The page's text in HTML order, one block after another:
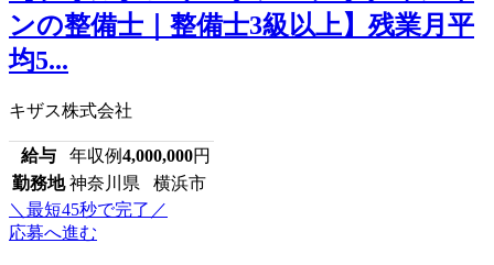
ンの整備士｜整備士3級以上】残業月平
均5...
キザス株式会社
給与 年収例4,000,000円
勤務地 神奈川県 横浜市
＼最短45秒で完了／
応募へ進む